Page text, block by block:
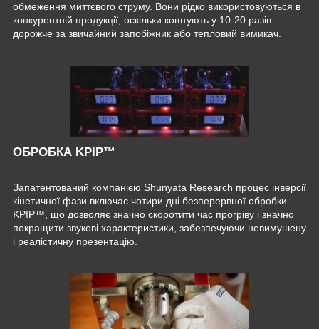
обмеження миттєвого струму. Вони рідко використовуються в
конкурентній продукції, оскільки коштують у 10-20 разів
дорожче за звичайний запобіжник або тепловий вимикач.
ОБРОБКА KPIP™
Запатентований компанією Shunyata Research процес інверсії
кінетичної фази включає чотири дні безперервної обробки
KPIP™, що дозволяє значно скоротити час прогріву і значно
покращити звукові характеристики, забезпечуючи невимушену
і реалістичну презентацію.